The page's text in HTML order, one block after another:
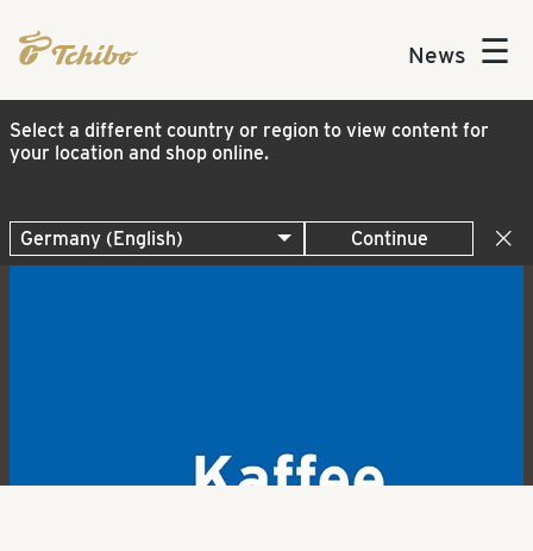
News ☰
Select a different country or region to view content for
your location and shop online.
Continue